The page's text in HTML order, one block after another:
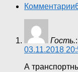
Комментарии
Гость.:
03.11.2018
А